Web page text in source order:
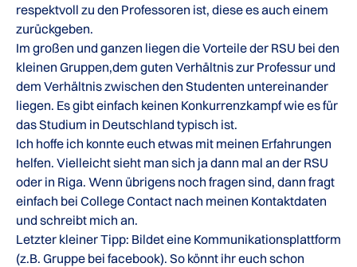
respektvoll zu den Professoren ist, diese es auch einem
zurückgeben.
Im großen und ganzen liegen die Vorteile der RSU bei den
kleinen Gruppen,dem guten Verhältnis zur Professur und
dem Verhältnis zwischen den Studenten untereinander
liegen. Es gibt einfach keinen Konkurrenzkampf wie es für
das Studium in Deutschland typisch ist.
Ich hoffe ich konnte euch etwas mit meinen Erfahrungen
helfen. Vielleicht sieht man sich ja dann mal an der RSU
oder in Riga. Wenn übrigens noch fragen sind, dann fragt
einfach bei College Contact nach meinen Kontaktdaten
und schreibt mich an.
Letzter kleiner Tipp: Bildet eine Kommunikationsplattform
(z.B. Gruppe bei facebook). So könnt ihr euch schon